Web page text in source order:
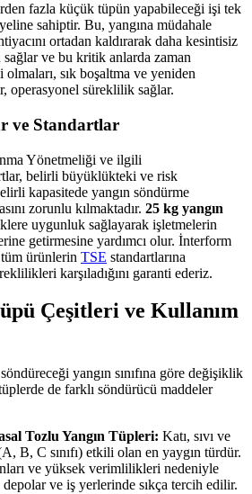
fazla küçük tüpün yapabileceği işi tek
sahiptir. Bu, yangına müdahale
ortadan kaldırarak daha kesintisiz
ve bu kritik anlarda zaman
sık boşaltma ve yeniden
operasyonel süreklilik sağlar.
ve Standartlar
Yönetmeliği ve ilgili
belirli büyüklükteki ve risk
kapasitede yangın söndürme
zorunlu kılmaktadır. 25 kg yangın
uygunluk sağlayarak işletmelerin
getirmesine yardımcı olur. İnterform
tüm ürünlerin TSE standartlarına
karşıladığını garanti ederiz.
Çeşitleri ve Kullanım
yangın sınıfına göre değişiklik
de farklı söndürücü maddeler
Tozlu Yangın Tüpleri: Katı, sıvı ve
B, C sınıfı) etkili olan en yaygın türdür.
ve yüksek verimlilikleri nedeniyle
ve iş yerlerinde sıkça tercih edilir.